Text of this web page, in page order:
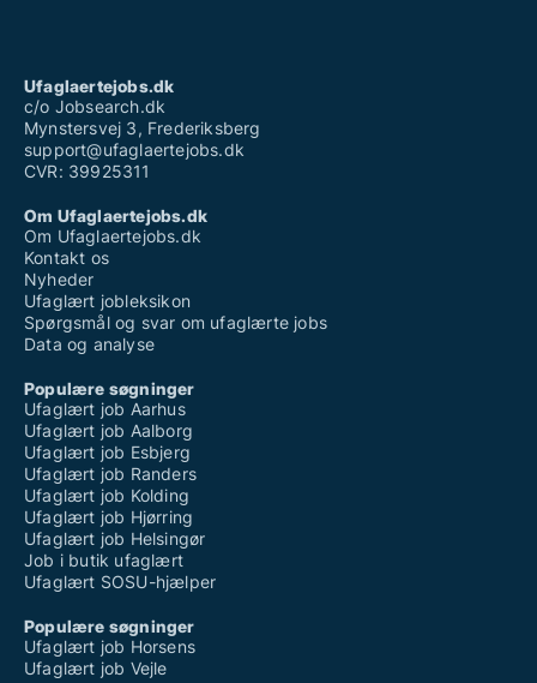
Ufaglært vikar
Weekend job ufaglært
Ufaglaertejobs.dk
c/o Jobsearch.dk
Mynstersvej 3, Frederiksberg
support@ufaglaertejobs.dk
CVR: 39925311
Om Ufaglaertejobs.dk
Om Ufaglaertejobs.dk
Kontakt os
Nyheder
Ufaglært jobleksikon
Spørgsmål og svar om ufaglærte jobs
Data og analyse
Populære søgninger
Ufaglært job Aarhus
Ufaglært job Aalborg
Ufaglært job Esbjerg
Ufaglært job Randers
Ufaglært job Kolding
Ufaglært job Hjørring
Ufaglært job Helsingør
Job i butik ufaglært
Ufaglært SOSU-hjælper
Populære søgninger
Ufaglært job Horsens
Ufaglært job Vejle